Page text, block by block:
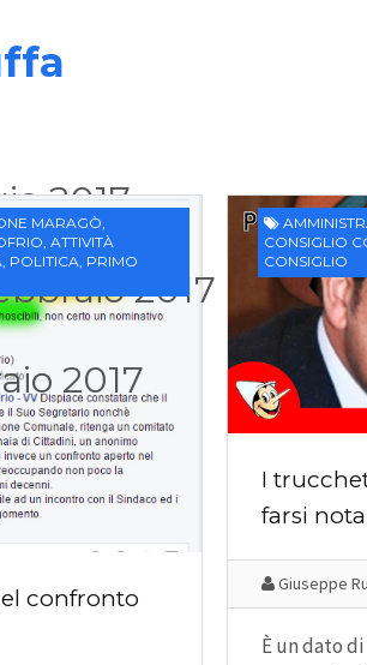
2017
MARAGÒ,
, ATTIVITÀ
, POLITICA, PRIMO
confronto
2017
CONSIGLIO
CONSIGLIO
I
farsi
Giuseppe
È un dato
2017